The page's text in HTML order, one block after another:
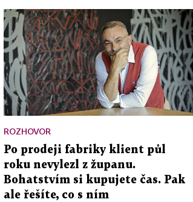
ROZHOVOR
Po prodeji fabriky klient půl
roku nevylezl z županu.
Bohatstvím si kupujete čas. Pak
ale řešíte, co s ním